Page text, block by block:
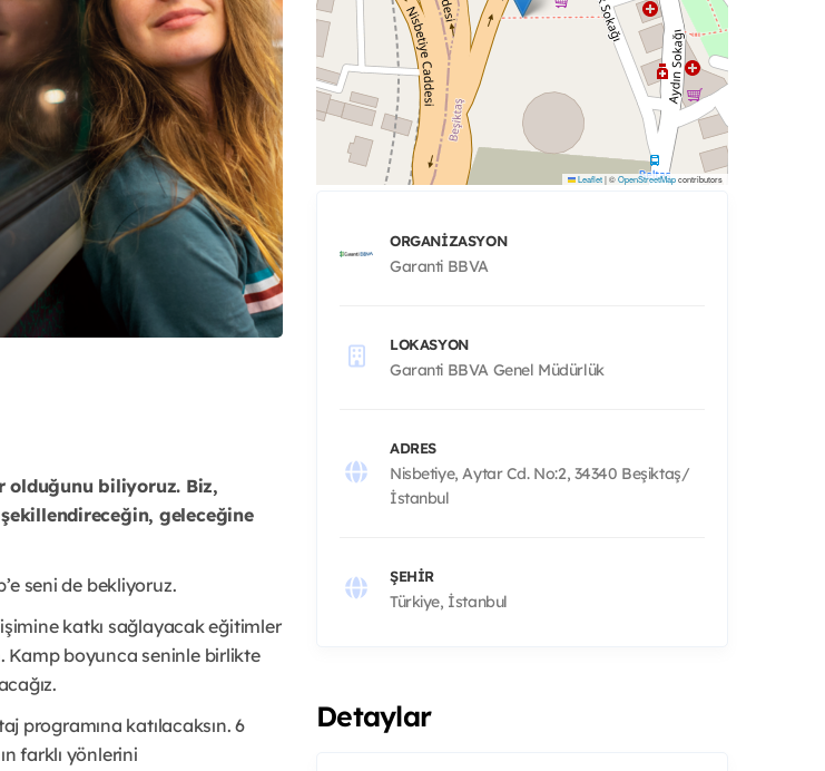
olduğunu biliyoruz. Biz,
geleceğine
seni de bekliyoruz.
katkı sağlayacak eğitimler
Kamp boyunca seninle birlikte
programına katılacaksın. 6
farklı yönlerini
Leaflet|©OpenStreetMapcontributors
ORGANIZASYON
Garanti BBVA
LOKASYON
Garanti BBVA Genel Müdürlük
ADRES
Nisbetiye, Aytar Cd. No:2, 34340 Beşiktaş/
İstanbul
ŞEHIR
Türkiye, İstanbul
Detaylar